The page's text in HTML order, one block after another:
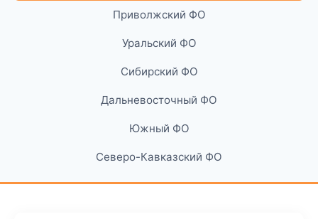
Приволжский ФО
Уральский ФО
Сибирский ФО
Дальневосточный ФО
Южный ФО
Северо-Кавказский ФО